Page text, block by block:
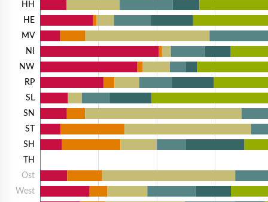
HH
HE
MV
NI
NW
RP
SL
SN
ST
SH
TH
Ost
West